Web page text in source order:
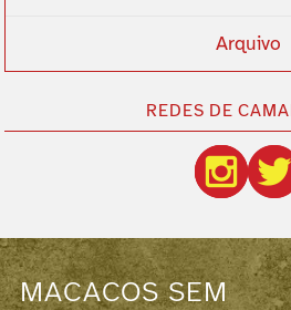
Arquivo
REDES DE
MACACOS SEM